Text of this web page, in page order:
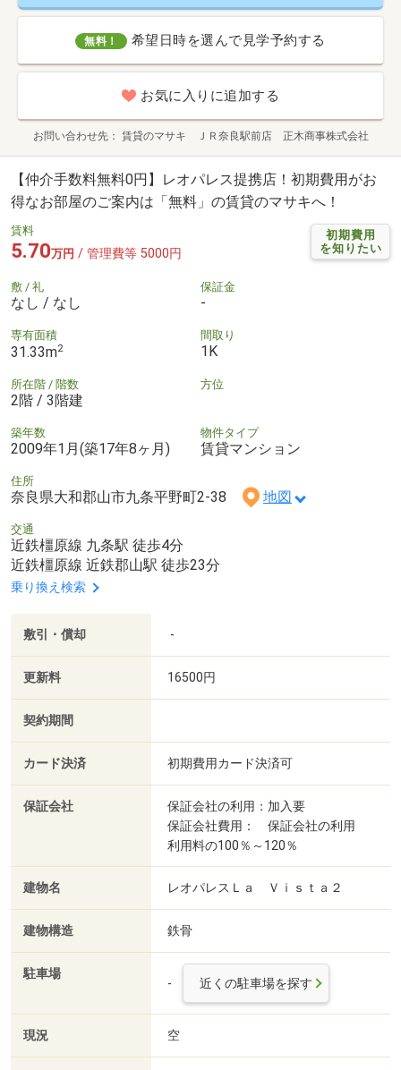
無料！ 希望日時を選んで見学予約する
お気に入りに追加する
お問い合わせ先 賃貸のマサキ ＪＲ奈良駅前店 正木商事株式会社
【仲介手数料無料0円】レオパレス提携店！初期費用がお
得なお部屋のご案内は「無料」の賃貸のマサキへ！
初期費用
を知りたい
賃料
5.70万円 / 管理費等 5000円
敷 / 礼
なし / なし
保証金
-
専有面積
31.33m2
間取り
1K
所在階 / 階数
2階 / 3階建
方位
築年数
2009年1月(築17年8ヶ月)
物件タイプ
賃貸マンション
住所
奈良県大和郡山市九条平野町2-38 地図
交通
近鉄橿原線 九条駅 徒歩4分
近鉄橿原線 近鉄郡山駅 徒歩23分
乗り換え検索
敷引・償却 -
更新料 16500円
契約期間
カード決済 初期費用カード決済可
保証会社
保証会社の利用：加入要
保証会社費用： 保証会社の利用
利用料の100％～120％
建物名 レオパレスＬａ Ｖｉｓｔａ２
建物構造 鉄骨
駐車場
- 近くの駐車場を探す
現況 空